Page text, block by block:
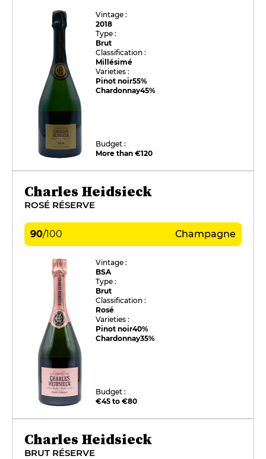
Vintage :
2018
Type :
Brut
Classification :
Millésimé
Varieties :
Pinot noir55%
Chardonnay45%
Budget :
More than €120
Charles Heidsieck
ROSÉ RÉSERVE
90/100 Champagne
Vintage :
BSA
Type :
Brut
Classification :
Rosé
Varieties :
Pinot noir40%
Chardonnay35%
Budget :
€45 to €80
Charles Heidsieck
BRUT RÉSERVE